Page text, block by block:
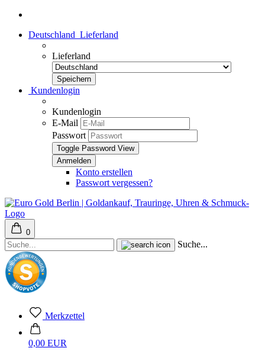
Deutschland Lieferland
Lieferland
Kundenlogin
Kundenlogin
E-Mail
Passwort
Toggle Password View
Konto erstellen
Passwort vergessen?
0
Suche...
Merkzettel
0,00 EUR